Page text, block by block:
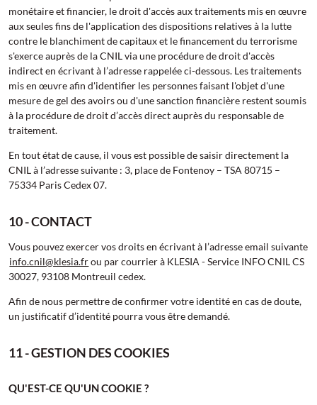
monétaire et financier, le droit d'accès aux traitements mis en œuvre
aux seules fins de l'application des dispositions relatives à la lutte
contre le blanchiment de capitaux et le financement du terrorisme
s'exerce auprès de la CNIL via une procédure de droit d'accès
indirect en écrivant à l’adresse rappelée ci-dessous. Les traitements
mis en œuvre afin d'identifier les personnes faisant l'objet d'une
mesure de gel des avoirs ou d'une sanction financière restent soumis
à la procédure de droit d’accès direct auprès du responsable de
traitement.
En tout état de cause, il vous est possible de saisir directement la
CNIL à l’adresse suivante : 3, place de Fontenoy – TSA 80715 –
75334 Paris Cedex 07.
10 - CONTACT
Vous pouvez exercer vos droits en écrivant à l’adresse email suivante
info.cnil@klesia.frou par courrier à KLESIA - Service INFO CNIL CS
30027, 93108 Montreuil cedex.
Afin de nous permettre de confirmer votre identité en cas de doute,
un justificatif d’identité pourra vous être demandé.
11 - GESTION DES COOKIES
QU'EST-CE QU'UN COOKIE ?